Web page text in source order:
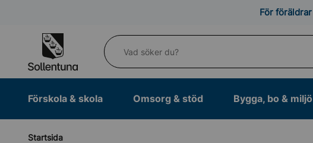
För föräldrar
Vad söker du?
Förskola & skola Omsorg & stöd Bygga, bo & miljö
Startsida